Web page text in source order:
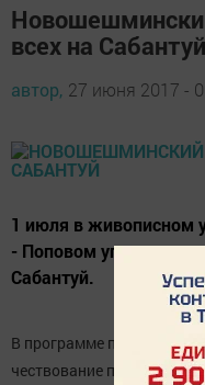
всех на Сабантуй
автор, 27 июня 2017 -
1 июля в живописном
- Поповом углу -
Сабантуй.
В программе праздника:
чествование